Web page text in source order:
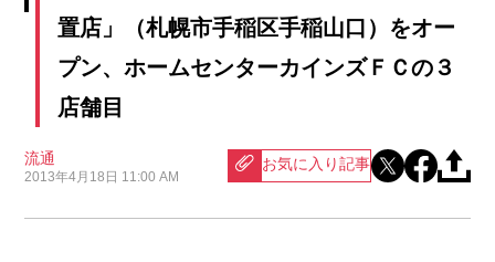
置店」（札幌市手稲区手稲山口）をオー
プン、ホームセンターカインズＦＣの３
店舗目
流通
2013年4月18日 11:00 AM
お気に入り記事